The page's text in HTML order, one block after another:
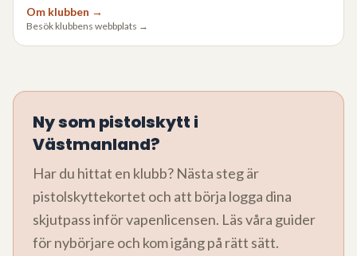
Om klubben →
Besök klubbens webbplats →
Ny som pistolskytt i
Västmanland?
Har du hittat en klubb? Nästa steg är
pistolskyttekortet och att börja logga dina
skjutpass inför vapenlicensen. Läs våra guider
för nybörjare och kom igång på rätt sätt.